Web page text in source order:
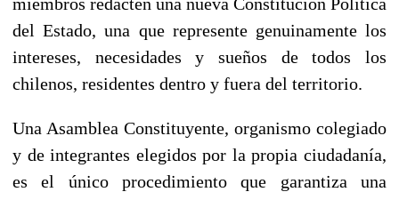
del Estado, una que represente genuinamente los
intereses, necesidades y sueños de todos los
chilenos, residentes dentro y fuera del territorio.
Una Asamblea Constituyente, organismo colegiado
y de integrantes elegidos por la propia ciudadanía,
es el único procedimiento que garantiza una